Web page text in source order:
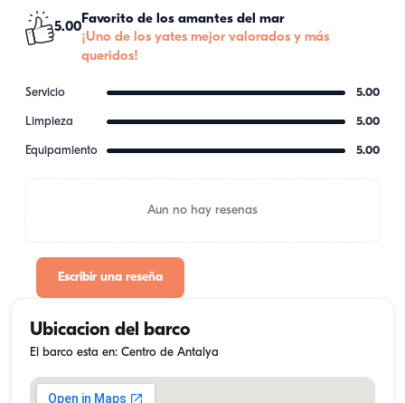
5.00
Favorito de los amantes del mar
¡Uno de los yates mejor valorados y más
queridos!
Servicio 5.00
Limpieza 5.00
Equipamiento 5.00
Aun no hay resenas
Escribir una reseña
Ubicacion del barco
El barco esta en: Centro de Antalya